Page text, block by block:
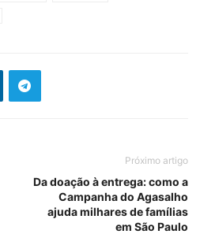
Próximo artigo
Da doação à entrega: como a
Campanha do Agasalho
ajuda milhares de famílias
em São Paulo